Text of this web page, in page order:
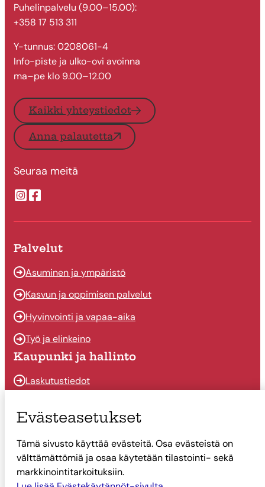
Puhelinpalvelu (9.00–15.00):
+358 17 513 311
Y-tunnus: 0208061-4
Info-piste ja ulko-ovi avoinna
ma–pe klo 9.00–12.00
Kaikki yhteystiedot
Anna palautetta
Seuraa meitä
Suonenjoen kaupungin Instragram
Suonenjoen kaupungin Facebook
Palvelut
Asuminen ja ympäristö
Kasvun ja oppimisen palvelut
Hyvinvointi ja vapaa-aika
Työ ja elinkeino
Kaupunki ja hallinto
Laskutustiedot
Päätöksenteko
Talous
Yhteystiedot
Evästeasetukset
Tämä sivusto käyttää evästeitä. Osa evästeistä on
välttämättömiä ja osaa käytetään tilastointi- sekä
markkinointitarkoituksiin.